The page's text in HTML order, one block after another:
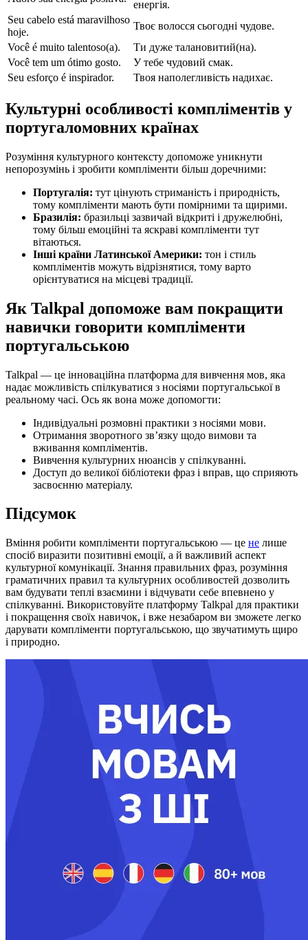
енергія.
Seu cabelo está maravilhoso
hoje.
Твоє волосся сьогодні чудове.
Você é muito talentoso(a).
Ти дуже талановитий(на).
Você tem um ótimo gosto.
У тебе чудовий смак.
Seu esforço é inspirador.
Твоя наполегливість надихає.
Культурні особливості компліментів у
португаломовних країнах
Розуміння культурного контексту допоможе уникнути
непорозумінь і зробити компліменти більш доречними:
Португалія: тут цінують стриманість і природність,
тому компліменти мають бути помірними та щирими.
Бразилія: бразильці зазвичай відкриті і дружелюбні,
тому більш емоційні та яскраві компліменти тут
вітаються.
Інші країни Латинської Америки: тон і стиль
компліментів можуть відрізнятися, тому варто
орієнтуватися на місцеві традиції.
Як Talkpal допоможе вам покращити
навички говорити компліменти
португальською
Talkpal — це інноваційна платформа для вивчення мов, яка
надає можливість спілкуватися з носіями португальської в
реальному часі. Ось як вона може допомогти:
Індивідуальні розмовні практики з носіями мови.
Отримання зворотного зв’язку щодо вимови та
вживання компліментів.
Вивчення культурних нюансів у спілкуванні.
Доступ до великої бібліотеки фраз і вправ, що сприяють
засвоєнню матеріалу.
Підсумок
Вміння робити компліменти португальською — це не лише
спосіб виразити позитивні емоції, а й важливий аспект
культурної комунікації. Знання правильних фраз, розуміння
граматичних правил та культурних особливостей дозволить
вам будувати теплі взаємини і відчувати себе впевнено у
спілкуванні. Використовуйте платформу Talkpal для практики
і покращення своїх навичок, і вже незабаром ви зможете легко
дарувати компліменти португальською, що звучатимуть щиро
і природно.